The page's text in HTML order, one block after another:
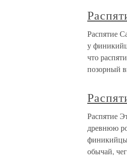
Распятие
у
что
позорный
Распятие
древнюю
финикийцы
обычай,